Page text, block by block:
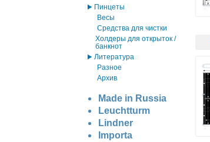
Пинцеты
Весы
Средства для чистки
Холдеры для открыток /
банкнот
Литература
Разное
Архив
Made in Russia
Leuchtturm
Lindner
Importa